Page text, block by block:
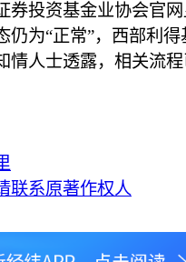
投资基金业协会官网
仍为“正常”，西部利得
情人士透露，相关流
联系原著作权人